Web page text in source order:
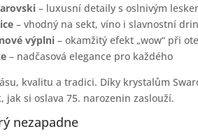
– luxusní detaily s oslnivým
– vhodný na sekt, víno i slavnostní
výplni– okamžitý efekt „wow“ při
– nadčasová elegance pro každého
kvalitu a tradici. Díky krystalům
jak si oslava 75. narozenin zaslouží.
nezapadne